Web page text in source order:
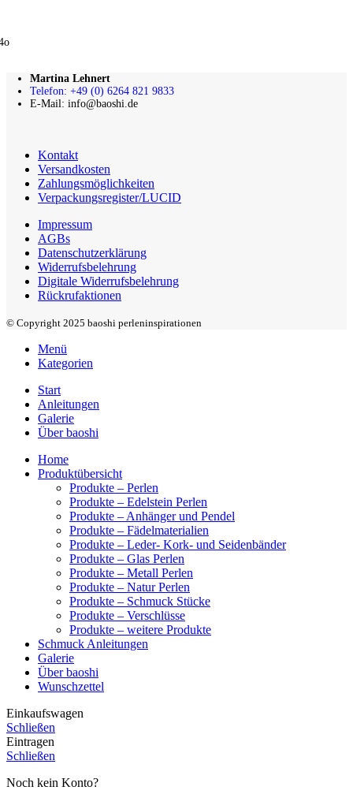
Martina Lehnert
Telefon: +49 (0) 6264 821 9833
E-Mail: info@baoshi.de
Kontakt
Versandkosten
Zahlungsmöglichkeiten
Verpackungsregister/LUCID
Impressum
AGBs
Datenschutzerklärung
Widerrufsbelehrung
Digitale Widerrufsbelehrung
Rückrufaktionen
© Copyright 2025 baoshi perleninspirationen
Menü
Kategorien
Start
Anleitungen
Galerie
Über baoshi
Home
Produktübersicht
Produkte – Perlen
Produkte – Edelstein Perlen
Produkte – Anhänger und Pendel
Produkte – Fädelmaterialien
Produkte – Leder- Kork- und Seidenbänder
Produkte – Glas Perlen
Produkte – Metall Perlen
Produkte – Natur Perlen
Produkte – Schmuck Stücke
Produkte – Verschlüsse
Produkte – weitere Produkte
Schmuck Anleitungen
Galerie
Über baoshi
Wunschzettel
Einkaufswagen
Schließen
Eintragen
Schließen
Noch kein Konto?